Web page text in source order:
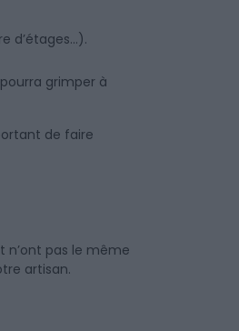
d’étages…).
grimper à
de faire
n’ont pas le même
artisan.